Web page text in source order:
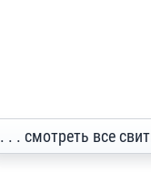
. . . смотреть все